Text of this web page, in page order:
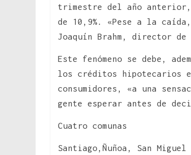
trimestre del año anterior,
de 10,9%. «Pese a la
Joaquín Brahm, director de
Este fenómeno se debe,
los créditos hipotecarios
consumidores, «a una
gente esperar antes de
Cuatro comunas
Santiago,Ñuñoa, San